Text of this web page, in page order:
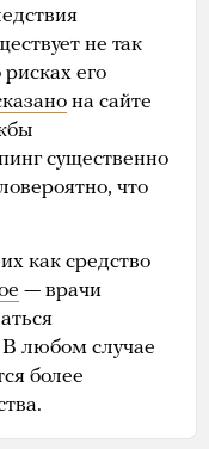
не так
его
на сайте
существенно
что
как средство
— врачи
В любом случае
более